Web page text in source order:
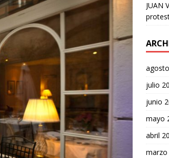
JUAN
julio
junio
mayo
abril
marzo